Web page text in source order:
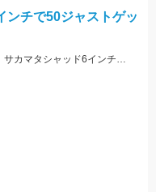
ンチで50ジャストゲッ
ツリノ バス用フロロカーボン16LBを使い、サカマタシャッド6インチノーシンカージャークで50cmジャストをキャッチ!!夕マズメはデカいワームが効きます♪